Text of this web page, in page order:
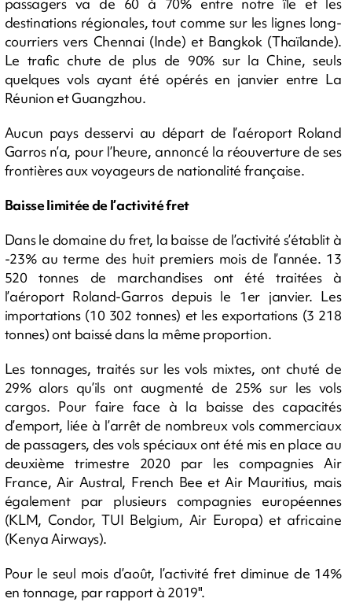
destinations régionales, tout comme sur les lignes long-
courriers vers Chennai (Inde) et Bangkok (Thaïlande).
Le trafic chute de plus de 90% sur la Chine, seuls
quelques vols ayant été opérés en janvier entre La
Réunion et Guangzhou.
Aucun pays desservi au départ de l’aéroport Roland
Garros n’a, pour l’heure, annoncé la réouverture de ses
frontières aux voyageurs de nationalité française.
Baisse limitée de l’activité fret
Dans le domaine du fret, la baisse de l’activité s’établit à
-23% au terme des huit premiers mois de l’année. 13
520 tonnes de marchandises ont été traitées à
l’aéroport Roland-Garros depuis le 1er janvier. Les
importations (10 302 tonnes) et les exportations (3 218
tonnes) ont baissé dans la même proportion.
Les tonnages, traités sur les vols mixtes, ont chuté de
29% alors qu’ils ont augmenté de 25% sur les vols
cargos. Pour faire face à la baisse des capacités
d’emport, liée à l’arrêt de nombreux vols commerciaux
de passagers, des vols spéciaux ont été mis en place au
deuxième trimestre 2020 par les compagnies Air
France, Air Austral, French Bee et Air Mauritius, mais
également par plusieurs compagnies européennes
(KLM, Condor, TUI Belgium, Air Europa) et africaine
(Kenya Airways).
Pour le seul mois d’août, l’activité fret diminue de 14%
en tonnage, par rapport à 2019".